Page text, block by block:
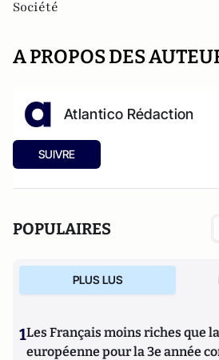
Société
A PROPOS DES
Atlantico Rédaction
SUIVRE
POPULAIRES
PLUS LUS
1Les Français moins riches que
européenne pour la 3e année